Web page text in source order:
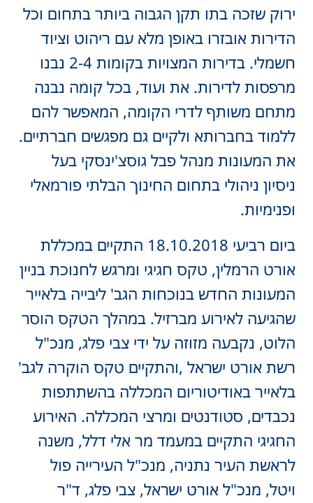
ירוק שזכה בתו תקן הגבוה ביותר בתחום וכל
הדירות אובזרו באופן מלא עם ריהוט וציוד
חשמלי. בדירות המצויות בקומות 2-4 נבנו
מרפסות לדירות. את ועוד, בכל קומה נבנה
מתחם משותף לדרי הקומה, המאפשר להם
ללמוד בחברותא ולקיים גם מפגשים חברתיים.
את המעונות מנהל פבל גוסצ'ינסקי בעל
ניסיון ניהולי בתחום החינוך הבלתי פורמאלי
ופנימיות.
ביום רביעי 18.10.2018 התקיים במכללת
אורט הרמלין, טקס חגיגי ומרגש לחנוכת בניין
המעונות החדש בנוכחות הגב' ליבייה בלאייר
שהגיעה לאירוע מברזיל. במהלך הטקס הוסר
הלוט, נקבעה מזוזה על ידי צבי פלג, מנכ"ל
רשת אורט ישראל ,והתקיים טקס הוקרה לגב'
בלאייר באודיטוריום המכללה בהשתתפות
נכבדים, סטודנטים ומרצי המכללה. האירוע
החגיגי התקיים במעמד מר אלי דלל, משנה
לראשת העיר נתניה, מנכ"ל העירייה פול
ויטל, מנכ"ל אורט ישראל, צבי פלג, ד"ר